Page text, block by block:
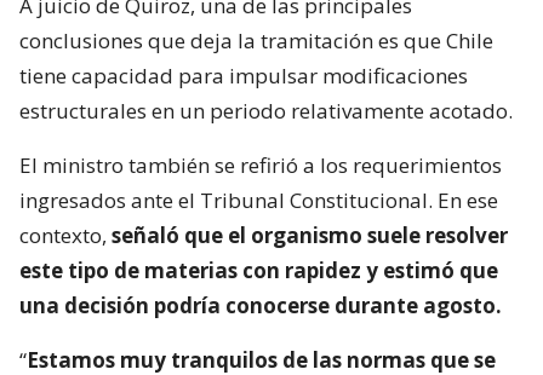
conclusiones que deja la tramitación es que Chile
tiene capacidad para impulsar modificaciones
estructurales en un periodo relativamente acotado.
El ministro también se refirió a los requerimientos
ingresados ante el Tribunal Constitucional. En ese
contexto, señaló que el organismo suele resolver
este tipo de materias con rapidez y estimó que
una decisión podría conocerse durante agosto.
“Estamos muy tranquilos de las normas que se